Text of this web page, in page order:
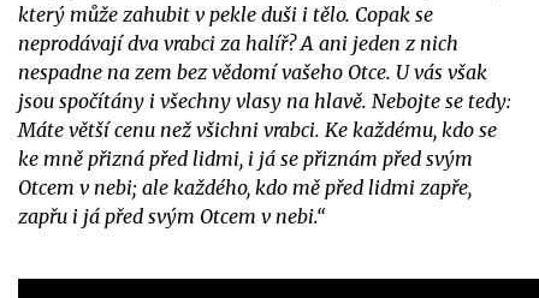
který může zahubit v pekle duši i tělo. Copak se
neprodávají dva vrabci za halíř? A ani jeden z nich
nespadne na zem bez vědomí vašeho Otce. U vás však
jsou spočítány i všechny vlasy na hlavě. Nebojte se tedy:
Máte větší cenu než všichni vrabci. Ke každému, kdo se
ke mně přizná před lidmi, i já se přiznám před svým
Otcem v nebi; ale každého, kdo mě před lidmi zapře,
zapřu i já před svým Otcem v nebi.“